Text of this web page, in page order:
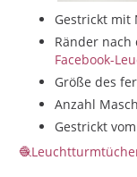
Gestrickt mit
Ränder nach
Facebook-
Größe des
Anzahl
Gestrickt